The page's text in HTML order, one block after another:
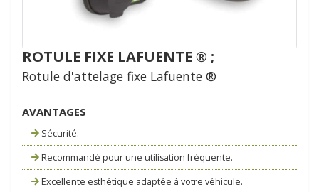
ROTULE FIXE LAFUENTE ® ;
Rotule d'attelage fixe Lafuente ®
AVANTAGES
Sécurité.
Recommandé pour une utilisation fréquente.
Excellente esthétique adaptée à votre véhicule.